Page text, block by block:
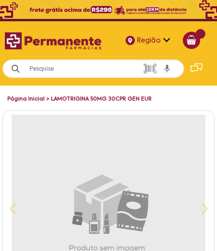
Região
Alagoas
Bahia
Página Inicial > LAMOTRIGINA 50MG 30CPR GEN EUR